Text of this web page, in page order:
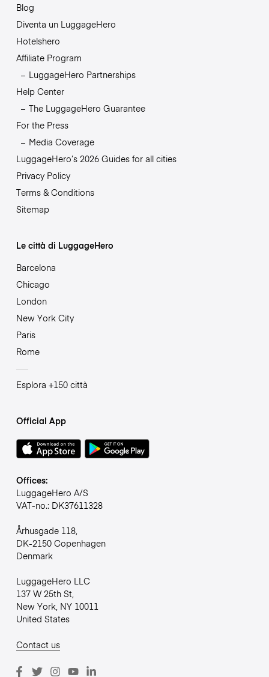
Blog
Diventa un LuggageHero
Hotelshero
Affiliate Program
LuggageHero Partnerships
Help Center
The LuggageHero Guarantee
For the Press
Media Coverage
LuggageHero’s 2026 Guides for all cities
Privacy Policy
Terms & Conditions
Sitemap
Le città di LuggageHero
Barcelona
Chicago
London
New York City
Paris
Rome
Esplora +150 città
Official App
Offices:
LuggageHero A/S
VAT-no.: DK37611328
Århusgade 118,
DK-2150 Copenhagen
Denmark
LuggageHero LLC
137 W 25th St,
New York, NY 10011
United States
Contact us